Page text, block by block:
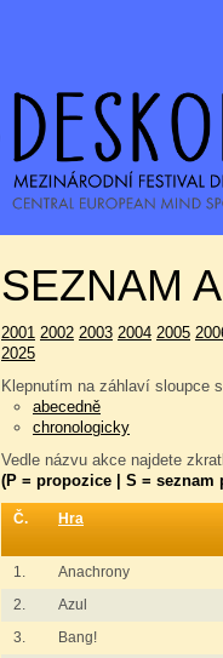
SEZNAM
2001 2002 2003 2004 2005
2025
Klepnutím na záhlaví sloupce
abecedně
chronologicky
Vedle názvu akce najdete
(P = propozice | S =
Č. Hra
1.
Anachrony
2.
Azul
3.
Bang!